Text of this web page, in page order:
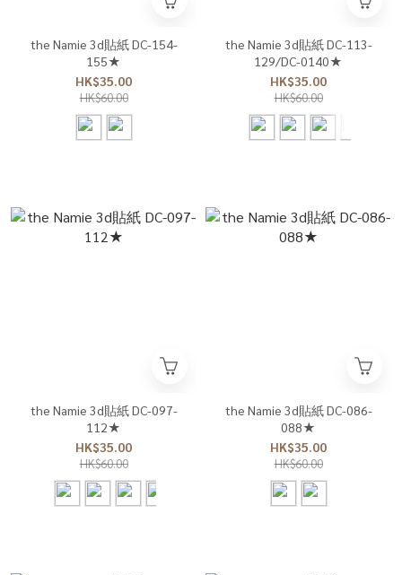
the Namie 3d貼紙 DC-154-
155★
HK$35.00
HK$60.00
the Namie 3d貼紙 DC-113-
129/DC-0140★
HK$35.00
HK$60.00
the Namie 3d貼紙 DC-097-
112★
HK$35.00
HK$60.00
the Namie 3d貼紙 DC-086-
088★
HK$35.00
HK$60.00